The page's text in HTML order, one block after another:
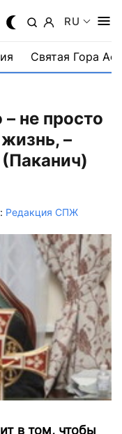
RU
Святая Гора
не просто
–
Редакция СПЖ
в том, чтобы